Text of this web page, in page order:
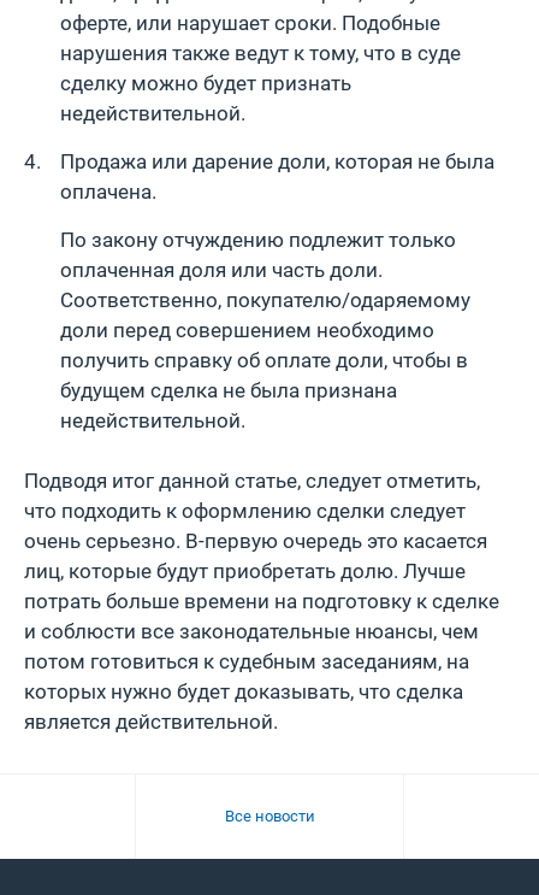
оферте, или нарушает сроки. Подобные
нарушения также ведут к тому, что в суде
сделку можно будет признать
недействительной.
Продажа или дарение доли, которая не была
оплачена.
По закону отчуждению подлежит только
оплаченная доля или часть доли.
Соответственно, покупателю/одаряемому
доли перед совершением необходимо
получить справку об оплате доли, чтобы в
будущем сделка не была признана
недействительной.
Подводя итог данной статье, следует отметить,
что подходить к оформлению сделки следует
очень серьезно. В-первую очередь это касается
лиц, которые будут приобретать долю. Лучше
потрать больше времени на подготовку к сделке
и соблюсти все законодательные нюансы, чем
потом готовиться к судебным заседаниям, на
которых нужно будет доказывать, что сделка
является действительной.
Все новости